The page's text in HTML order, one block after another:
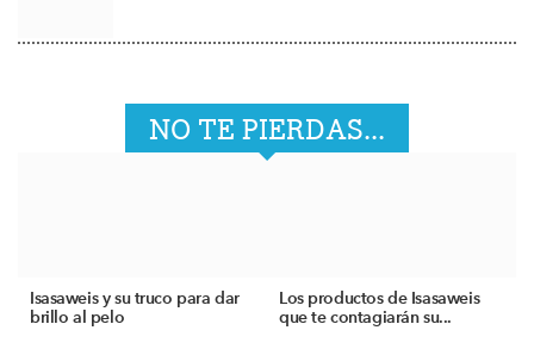
NO TE PIERDAS...
Isasaweis y su truco para dar
brillo al pelo
Los productos de Isasaweis
que te contagiarán su...